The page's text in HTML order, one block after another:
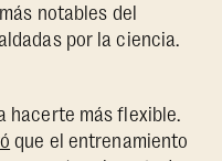
notables del
por la ciencia.
hacerte más flexible.
que el entrenamiento